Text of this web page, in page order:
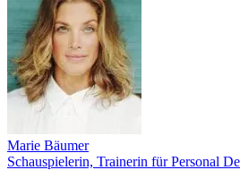
Marie Bäumer
Schauspielerin, Trainerin für Personal